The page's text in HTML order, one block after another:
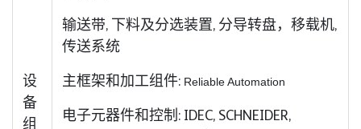
设
备
组
输送带, 下料及分选装置, 分导转盘，移载机,
传送系统
主框架和加工组件: Reliable Automation
电子元器件和控制: IDEC, SCHNEIDER,